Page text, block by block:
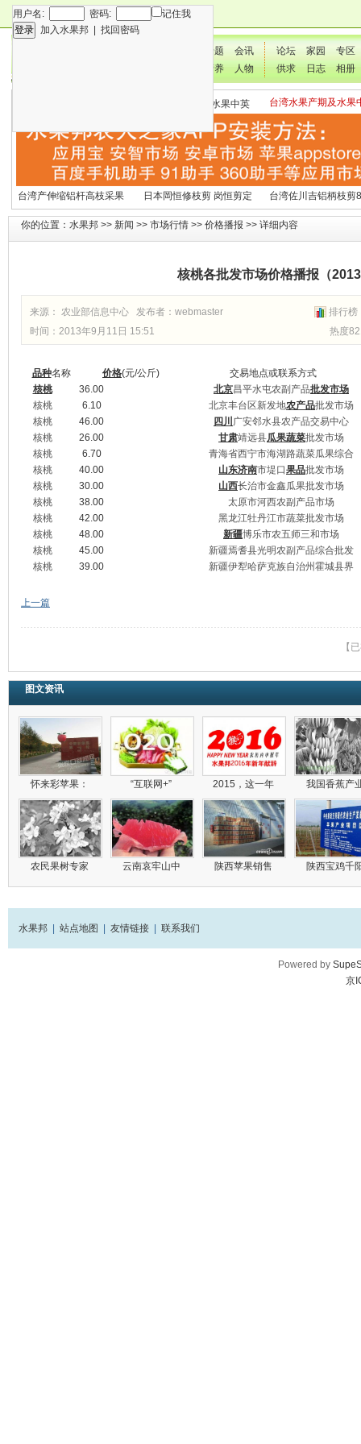
用户名: 密码:
记住我
加入水果邦
找回密码
专题
会讯
营养 人物
论坛 家园
专区
供求
日志 相册
国外水果产期及水果中英
台湾水果产期及水果
文表
台湾产伸缩铝杆高枝采果
剪2270#
日本岡恒修枝剪 岗恒剪定
铗200
台湾佐川吉铝柄枝剪
（欧洲款式）
你的位置： 水果邦 >> 新闻 >> 市场行情 >> 价格播报 >> 详细内容
核桃各批发市场价格播报（
排行榜
来源： 农业部信息中心 发布者： webmaster
热度
时间：2013年9月11日 15:51
品种名称 价格(元/公斤)
交易地点或联系方式
核桃
36.00 北京昌平水屯农副产品批发市场
核桃
6.10 北京丰台区新发地农产品批发市场
核桃
46.00 四川 广安邻水县农产品交易中心
核桃
26.00 甘肃靖远县瓜果蔬菜批发市场
核桃
6.70
青海省西宁市海湖路蔬菜瓜果综合
核桃
40.00 山东济南市堤口果品批发市场
核桃
30.00 山西长治市金鑫瓜果批发市场
核桃
38.00
太原市河西农副产品市场
核桃
42.00
黑龙江牡丹江市蔬菜批发市场
核桃
48.00 新疆博乐市农五师三和市场
核桃
45.00
新疆焉耆县光明农副产品综合批发
核桃
39.00 新疆伊犁哈萨克族自治州霍城县界
上一篇
【
图文资讯
怀来彩苹果： “互联网+” 2015，这一年 我国香蕉产
农民果树专家 云南哀牢山中 陕西苹果销售 陕西宝鸡千
水果邦 站点地图 友情链接 联系我们
Powered by
京